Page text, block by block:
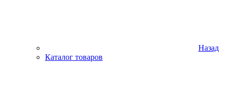
Назад
Каталог товаров